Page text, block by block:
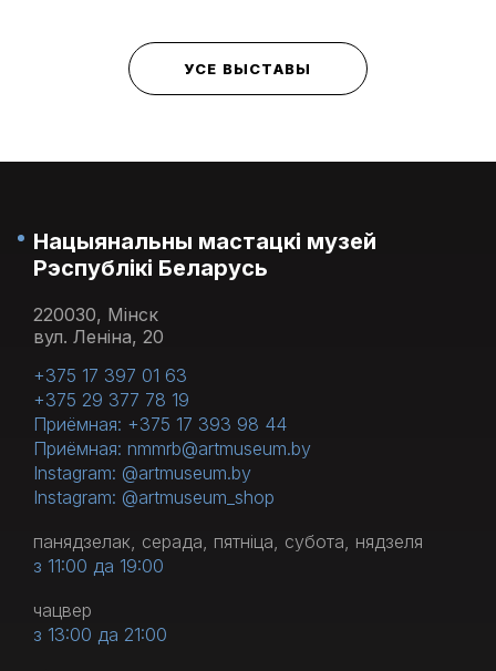
УСЕ ВЫСТАВЫ
Нацыянальны мастацкі музей
Рэспублікі Беларусь
220030, Мінск
вул. Леніна, 20
+375 17 397 01 63
+375 29 377 78 19
Приёмная: +375 17 393 98 44
Приёмная: nmmrb@artmuseum.by
Instagram: @artmuseum.by
Instagram: @artmuseum_shop
панядзелак, серада, пятніца, субота, нядзеля
з 11:00 да 19:00
чацвер
з 13:00 да 21:00